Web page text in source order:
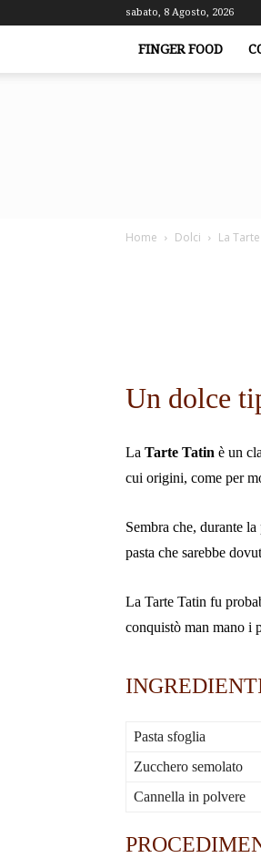
sabato, 8 Agosto, 2026
FINGER FOOD
Home Dolci La
Un dolce
La Tarte Tatin è un
cui origini, come per
Sembra che, durante
pasta che sarebbe
La Tarte Tatin fu
conquistò man mano i
Pasta sfoglia
Zucchero semolato
Cannella in polvere